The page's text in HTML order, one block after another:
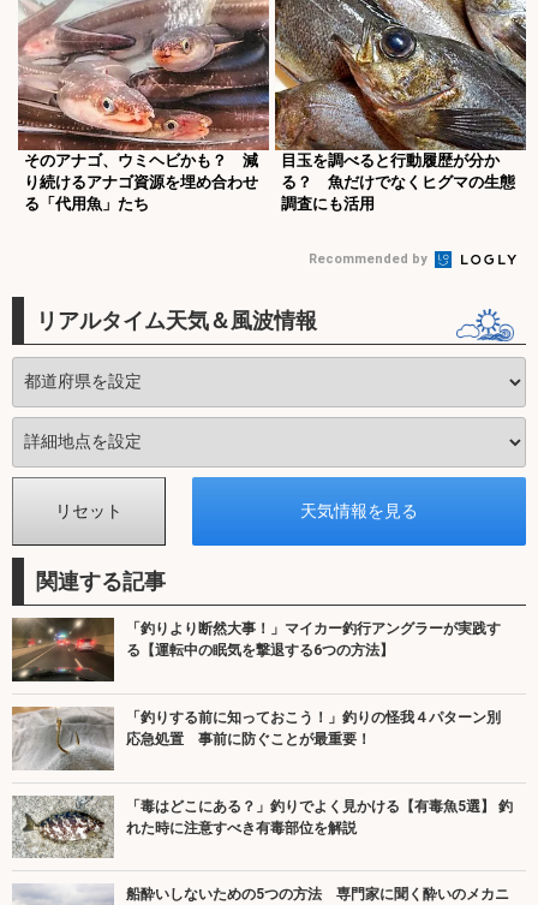
そのアナゴ、ウミヘビかも？ 減
り続けるアナゴ資源を埋め合わせ
る「代用魚」たち
目玉を調べると行動履歴が分か
る？ 魚だけでなくヒグマの生態
調査にも活用
Recommended by
リアルタイム天気＆風波情報
関連する記事
「釣りより断然大事！」マイカー釣行アングラーが実践す
る【運転中の眠気を撃退する6つの方法】
「釣りする前に知っておこう！」釣りの怪我４パターン別
応急処置 事前に防ぐことが最重要！
「毒はどこにある？」釣りでよく見かける【有毒魚5選】 釣
れた時に注意すべき有毒部位を解説
船酔いしないための5つの方法 専門家に聞く酔いのメカニ